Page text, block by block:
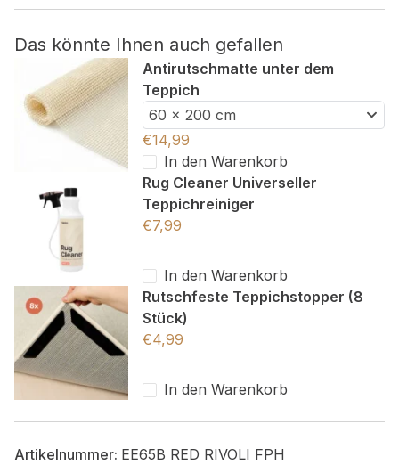
Das könnte Ihnen auch gefallen
Antirutschmatte unter dem
Teppich
60 x 200 cm
€14,99
In den Warenkorb
Rug Cleaner Universeller
Teppichreiniger
€7,99
In den Warenkorb
Rutschfeste Teppichstopper (8
Stück)
€4,99
In den Warenkorb
Artikelnummer: EE65B RED RIVOLI FPH
wurden.
Alle ablehnen
Meine Einstellungen speichern
Alle akzeptieren